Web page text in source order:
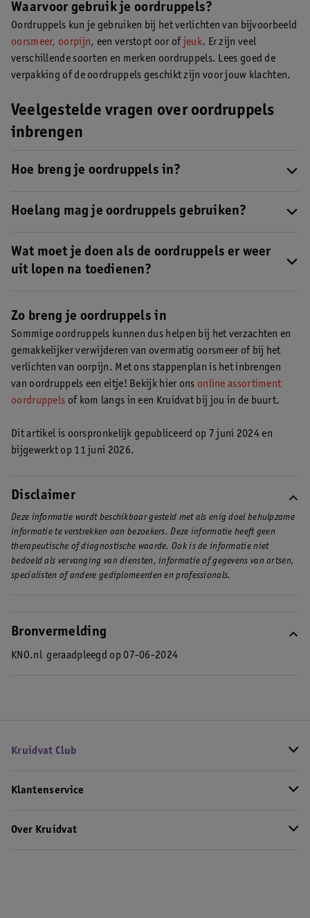
Waarvoor gebruik je oordruppels?
Oordruppels kun je gebruiken bij het verlichten van bijvoorbeeld
oorsmeer, oorpijn, een verstopt oor of jeuk. Er zijn veel
verschillende soorten en merken oordruppels. Lees goed de
verpakking of de oordruppels geschikt zijn voor jouw klachten.
Veelgestelde vragen over oordruppels
inbrengen
Hoe breng je oordruppels in?
stappenplan.
Hoelang mag je oordruppels gebruiken?
gebruiken, lees hiervoor de gebruiksaanwijzing of de bijsluiter.
Wat moet je doen als de oordruppels er weer
uit lopen na toedienen?
te snel opgestaan bent. Om de oordruppels goed naar binnen te
laten gaan, moet je minimaal 10 minuten op je zij blijven liggen.
Zo breng je oordruppels in
Sommige oordruppels kunnen dus helpen bij het verzachten en
gemakkelijker verwijderen van overmatig oorsmeer of bij het
verlichten van oorpijn. Met ons stappenplan is het inbrengen
van oordruppels een eitje! Bekijk hier ons online assortiment
oordruppels of kom langs in een Kruidvat bij jou in de buurt.
Dit artikel is oorspronkelijk gepubliceerd op 7 juni 2024 en
bijgewerkt op 11 juni 2026.
Disclaimer
Deze informatie wordt beschikbaar gesteld met als enig doel behulpzame
informatie te verstrekken aan bezoekers. Deze informatie heeft geen
therapeutische of diagnostische waarde. Ook is de informatie niet
bedoeld als vervanging van diensten, informatie of gegevens van artsen,
specialisten of andere gediplomeerden en professionals.
Bronvermelding
KNO.nl geraadpleegd op 07-06-2024
Kruidvat Club
Klantenservice
Over Kruidvat